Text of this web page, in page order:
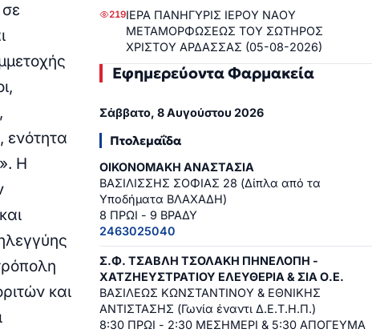
ενότητα
Η
και
219ΙΕΡΑ ΠΑΝΗΓΥΡΙΣ ΙΕΡΟΥ ΝΑΟΥ
ΜΕΤΑΜΟΡΦΩΣΕΩΣ ΤΟΥ ΣΩΤΗΡΟΣ
ΧΡΙΣΤΟΥ ΑΡΔΑΣΣΑΣ (05-08-2026)
Εφημερεύοντα Φαρμακεία
Σάββατο, 8 Αυγούστου 2026
Πτολεμαΐδα
ΟΙΚΟΝΟΜΑΚΗ ΑΝΑΣΤΑΣΙΑ
ΒΑΣΙΛΙΣΣΗΣ ΣΟΦΙΑΣ 28 (Δίπλα από τα
Υποδήματα ΒΛΑΧΑΔΗ)
8 ΠΡΩΙ - 9 ΒΡΑΔΥ
2463025040
Σ.Φ. ΤΣΑΒΛΗ ΤΣΟΛΑΚΗ ΠΗΝΕΛΟΠΗ -
ΧΑΤΖΗΕΥΣΤΡΑΤΙΟΥ ΕΛΕΥΘΕΡΙΑ & ΣΙΑ Ο.Ε.
ΒΑΣΙΛΕΩΣ ΚΩΝΣΤΑΝΤΙΝΟΥ & ΕΘΝΙΚΗΣ
ΑΝΤΙΣΤΑΣΗΣ (Γωνία έναντι Δ.Ε.Τ.Η.Π.)
8:30 ΠΡΩΙ - 2:30 ΜΕΣΗΜΕΡΙ & 5:30 ΑΠΟΓΕΥΜΑ